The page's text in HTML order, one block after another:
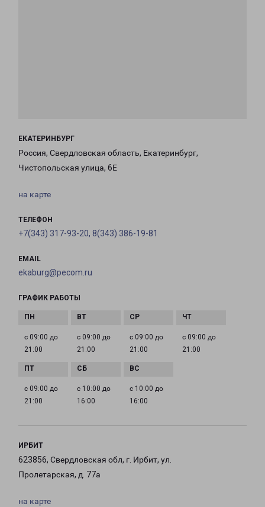
ЕКАТЕРИНБУРГ
Россия, Свердловская область, Екатеринбург,
Чистопольская улица, 6Е
на карте
ТЕЛЕФОН
+7(343) 317-93-20, 8(343) 386-19-81
EMAIL
ekaburg@pecom.ru
ГРАФИК РАБОТЫ
с 09:00 до
21:00
с 09:00 до
21:00
с 09:00 до
21:00
с 09:00 до
21:00
с 09:00 до
21:00
с 10:00 до
16:00
с 10:00 до
16:00
ИРБИТ
623856, Свердловская обл, г. Ирбит, ул.
Пролетарская, д. 77а
на карте